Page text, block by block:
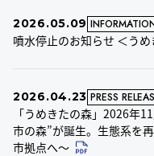
2026.05.09
噴水停止のお知らせ ＜う
2026.04.23 PRESS
「うめきたの森」2026年
市の森”が誕生。生態系を
市拠点へ～